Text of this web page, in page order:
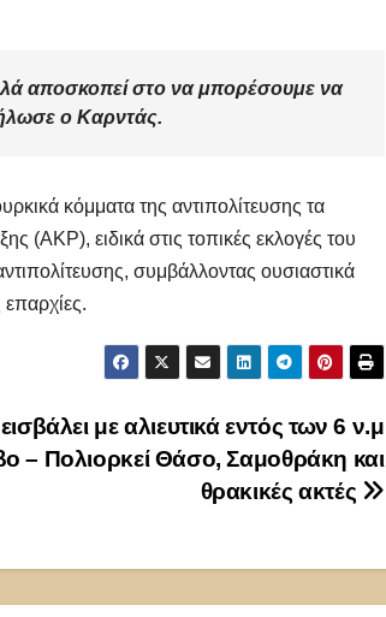
αποσκοπεί στο να μπορέσουμε να
ο Καρντάς.
κόμματα της αντιπολίτευσης τα
(AKP), ειδικά στις τοπικές εκλογές του
συμβάλλοντας ουσιαστικά
με αλιευτικά εντός των 6 ν.μ
– Πολιορκεί Θάσο, Σαμοθράκη και
θρακικές ακτές